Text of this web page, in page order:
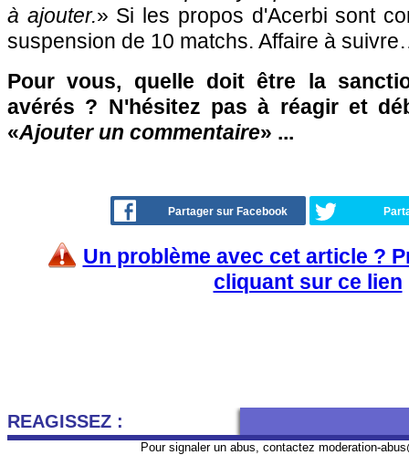
à ajouter.» Si les propos d'Acerbi sont
suspension de 10 matchs. Affaire à
Pour vous, quelle doit être la
avérés ? N'hésitez pas à réagir et
«Ajouter un commentaire» ...
Partager sur Facebook
Un problème avec cet article ?
cliquant sur ce lien
REAGISSEZ :
Pour signaler un abus, contactez moderation-